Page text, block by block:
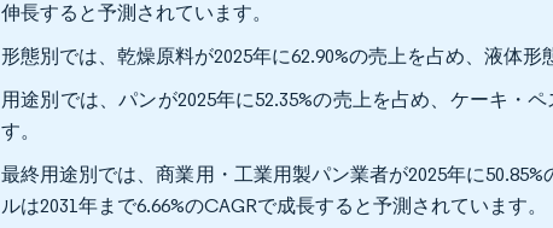
伸長すると予測されています。
形態別では、乾燥原料が2025年に62.90%の売上を占め、液体形
用途別では、パンが2025年に52.35%の売上を占め、ケーキ・
す。
最終用途別では、商業用・工業用製パン業者が2025年に
ルは2031年まで6.66%のCAGRで成長すると予測されています。